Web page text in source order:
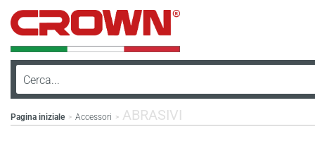
Pagina iniziale > Accessori > ABRASIVI